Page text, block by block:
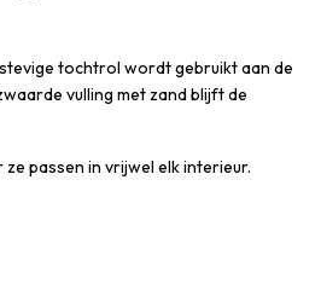
tochtrol wordt gebruikt aan de
vulling met zand blijft de
passen in vrijwel elk interieur.